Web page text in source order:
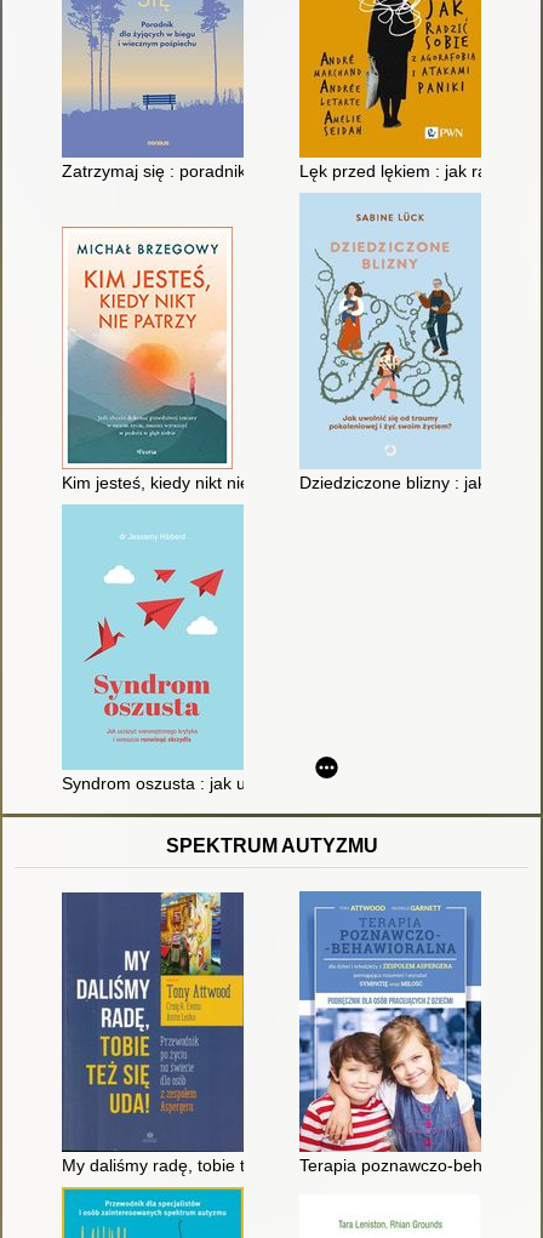
Zatrzymaj się : poradnik dla żyjących w biegu i wiecznym
Lęk przed lękiem : jak radzić
Kim jesteś, kiedy nikt nie patrzyDziedziczone blizny : jak
Syndrom oszusta : jak uciszyć wewnętrznego krytyka i
SPEKTRUM AUTYZMU
My daliśmy radę, tobie też się uda! : przewodnik po życiu na
Terapia poznawczo-